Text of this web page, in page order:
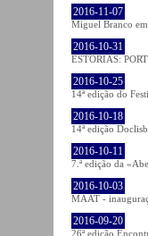
2016-11-07
Miguel Branco
2016-10-31
ESTÓRIAS:
2016-10-25
14ª edição do
2016-10-18
14ª edição
2016-10-11
7.ª edição da
2016-10-03
MAAT -
2016-09-20
26ª edição